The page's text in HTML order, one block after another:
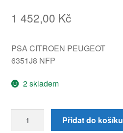
1 452,00 Kč
PSA CITROEN PEUGEOT
6351J8 NFP
2 skladem
zadní
Přidat do košíku